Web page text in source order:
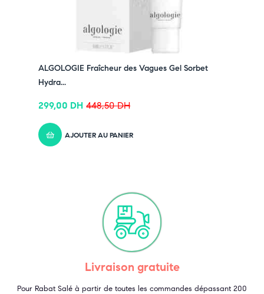
ALGOLOGIE Fraîcheur des Vagues Gel Sorbet
Hydra...
448,50DH
299,00 DH
AJOUTER AU PANIER
Livraison gratuite
Pour Rabat Salé à partir de toutes les commandes dépassant 200